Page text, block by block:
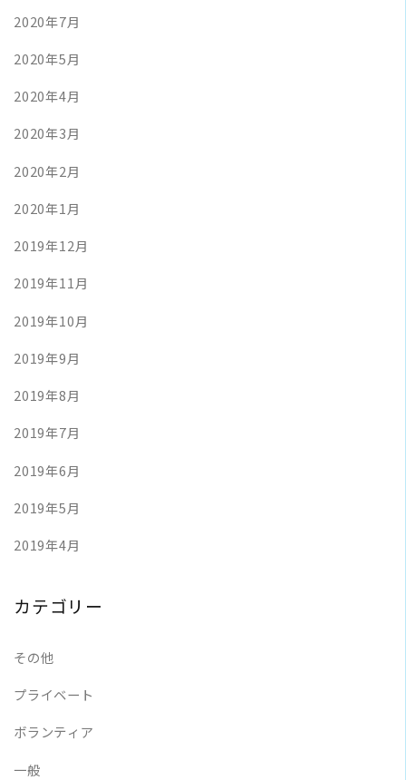
2020年7月
2020年5月
2020年4月
2020年3月
2020年2月
2020年1月
2019年12月
2019年11月
2019年10月
2019年9月
2019年8月
2019年7月
2019年6月
2019年5月
2019年4月
カテゴリー
その他
プライベート
ボランティア
一般